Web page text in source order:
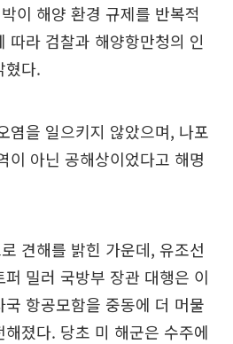
이 해양 환경 규제를 반복적
따라 검찰과 해양항만청의 인
혔다.
염을 일으키지 않았으며, 나포
이 아닌 공해상이었다고 해명
견해를 밝힌 가운데, 유조선
밀러 국방부 장관 대행은 이
항공모함을 중동에 더 머물
졌다. 당초 미 해군은 수주에